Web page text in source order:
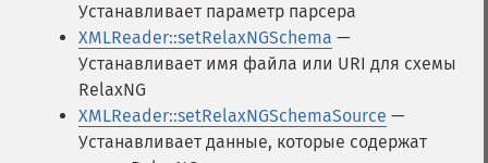
Устанавливает параметр парсера
XMLReader::setRelaxNGSchema —
Устанавливает имя файла или URI для схемы
RelaxNG
XMLReader::setRelaxNGSchemaSource —
Устанавливает данные, которые содержат